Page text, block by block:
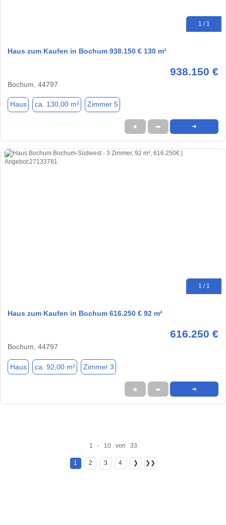
1 / 1
Haus zum Kaufen in Bochum 938.150 € 130 m²
938.150 €
Bochum, 44797
Haus ca. 130,00 m² Zimmer 5
★ ➦ ➜
1 / 1
Haus zum Kaufen in Bochum 616.250 € 92 m²
616.250 €
Bochum, 44797
Haus ca. 92,00 m² Zimmer 3
★ ➦ ➜
1 - 10 von 33
1 2 3 4 ❯ ❯❯